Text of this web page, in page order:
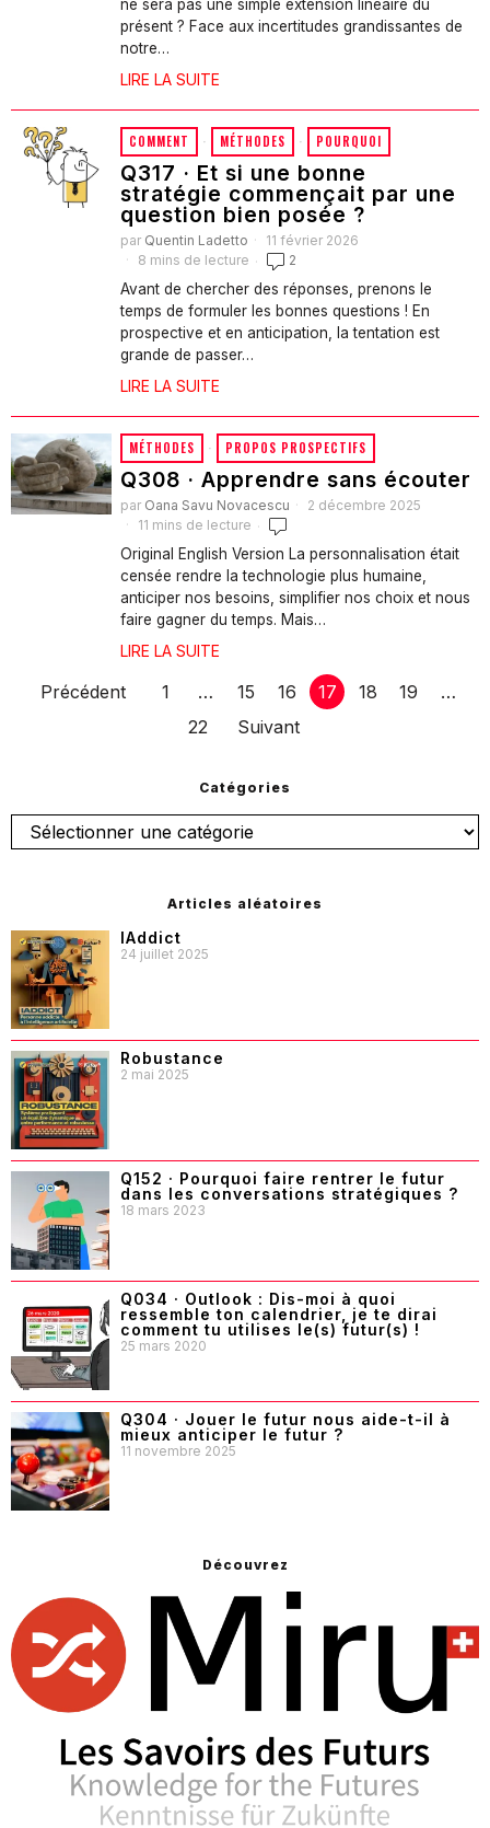
ne sera pas une simple extension linéaire du
présent ? Face aux incertitudes grandissantes de
notre…
LIRE LA SUITE
COMMENT · MÉTHODES · POURQUOI
Q317 · Et si une bonne
stratégie commençait par une
question bien posée ?
par Quentin Ladetto
11 février 2026
8 mins de lecture
2
Avant de chercher des réponses, prenons le
temps de formuler les bonnes questions ! En
prospective et en anticipation, la tentation est
grande de passer…
LIRE LA SUITE
MÉTHODES · PROPOS PROSPECTIFS
Q308 · Apprendre sans écouter
par Oana Savu Novacescu
2 décembre 2025
11 mins de lecture
Original English Version La personnalisation était
censée rendre la technologie plus humaine,
anticiper nos besoins, simplifier nos choix et nous
faire gagner du temps. Mais…
LIRE LA SUITE
Précédent 1 … 15 16 17 18 19
…
22
Suivant
Catégories
Articles aléatoires
IAddict
24 juillet 2025
Robustance
2 mai 2025
Q152 · Pourquoi faire rentrer le futur
dans les conversations stratégiques ?
18 mars 2023
Q034 · Outlook : Dis-moi à quoi
ressemble ton calendrier, je te dirai
comment tu utilises le(s) futur(s) !
25 mars 2020
Q304 · Jouer le futur nous aide-t-il à
mieux anticiper le futur ?
11 novembre 2025
Découvrez